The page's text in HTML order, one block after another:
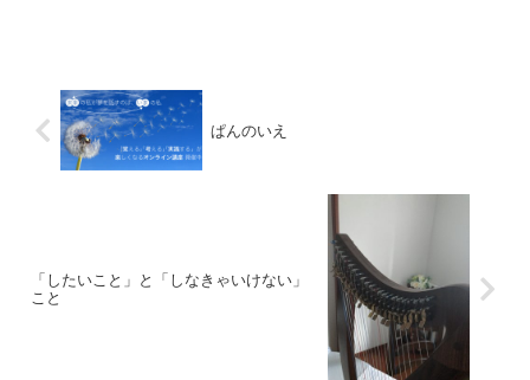
ぱんのいえ
「したいこと」と「しなきゃいけない」
こと